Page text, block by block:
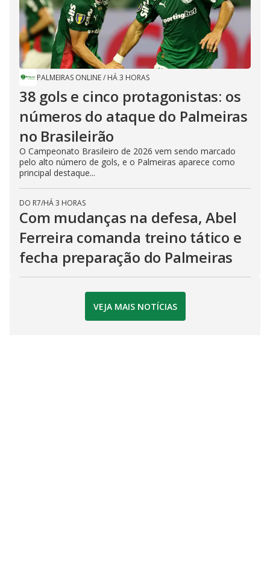
PALMEIRAS ONLINE/ HÁ 3 HORAS
38 gols e cinco protagonistas: os
números do ataque do Palmeiras
no Brasileirão
O Campeonato Brasileiro de 2026 vem sendo marcado
pelo alto número de gols, e o Palmeiras aparece como
principal destaque...
DO R7/HÁ 3 HORAS
Com mudanças na defesa, Abel
Ferreira comanda treino tático e
fecha preparação do Palmeiras
VEJA MAIS NOTÍCIAS